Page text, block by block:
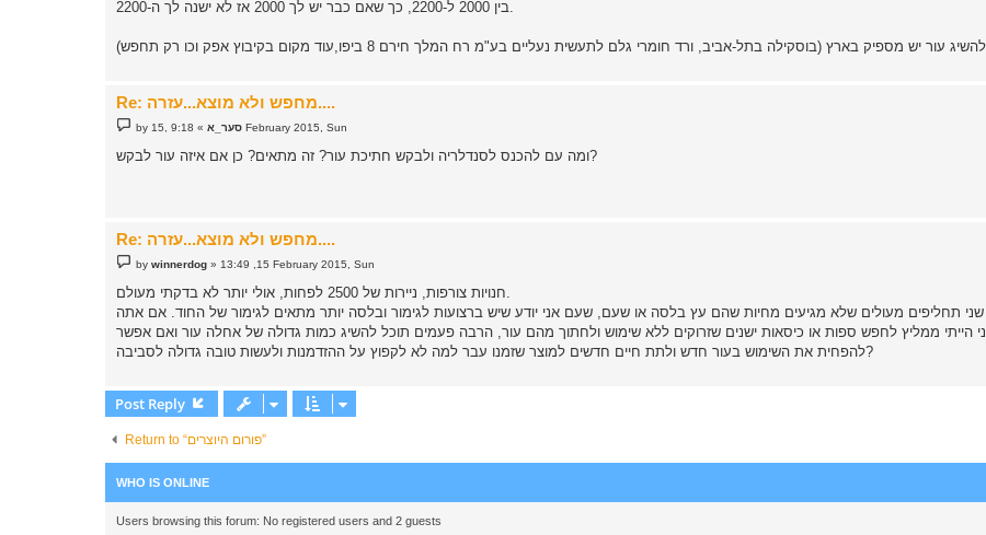
עור יש מספיק בארץ (בוסקילה בתל-אביב, ורד חומרי גלם לתעשית נעליים בע"מ רח המלך חירם 8 ביפו,עוד מקום בקיבוץ אפק וכו רק תחפש)
Re: מחפש ולא מוצא...עזרה....
P
o
t
by סער_א» 9:18 ,15 February 2015, Sun
ומה עם להכנס לסנדלריה ולבקש חתיכת עור? זה מתאים? כן אם איזה עור לבקש?
Re: מחפש ולא מוצא...עזרה....
P
o
t
bywinnerdog » 13:49 ,15 February 2015, Sun
חנויות צורפות, ניירות של 2500 לפחות, אולי יותר לא בדקתי מעולם.
שני תחליפים מעולים שלא מגיעים מחיות שהם עץ בלסה או שעם, שעם אני יודע שיש ברצועות לגימור ובלסה יותר מתאים לגימור של החוד. אם אתה
הייתי ממליץ לחפש ספות או כיסאות ישנים שזרוקים ללא שימוש ולחתוך מהם עור, הרבה פעמים תוכל להשיג כמות גדולה של אחלה עור ואם אפשר
להפחית את השימוש בעור חדש ולתת חיים חדשים למוצר שזמנו עבר למה לא לקפוץ על ההזדמנות ולעשות טובה גדולה לסביבה?
Post Reply
Return to “פורום היוצרים”
WHO IS ONLINE
Users browsing this forum: No registered users and 2 guests